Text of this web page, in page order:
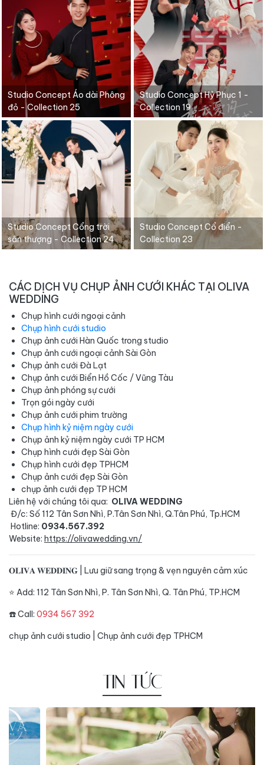
Studio Concept Áo dài Phông
đỏ - Collection 25
Studio Concept Hỷ Phục 1 -
Collection 19
Studio Concept Cổng trời
sân thượng - Collection 24
Studio Concept Cổ điển -
Collection 23
CÁC DỊCH VỤ CHỤP ẢNH CƯỚI KHÁC TẠI OLIVA
WEDDING
Chụp hình cưới ngoại cảnh
Chụp hình cưới studio
Chụp ảnh cưới Hàn Quốc trong studio
Chụp ảnh cưới ngoại cảnh Sài Gòn
Chụp ảnh cưới Đà Lạt
Chụp ảnh cưới Biển Hồ Cốc / Vũng Tàu
Chụp ảnh phóng sự cưới
Trọn gói ngày cưới
Chụp ảnh cưới phim trường
Chụp hình kỷ niệm ngày cưới
Chụp ảnh kỷ niệm ngày cưới TP HCM
Chụp hình cưới đẹp Sài Gòn
Chụp hình cưới đẹp TPHCM
Chụp ảnh cưới đẹp Sài Gòn
chụp ảnh cưới đẹp TP HCM
Liên hệ với chúng tôi qua: OLIVA WEDDING
Đ/c: Số 112 Tân Sơn Nhì, P.Tân Sơn Nhì, Q.Tân Phú, Tp.HCM
Hotline: 0934.567.392
Website: https://olivawedding.vn/
𝐎𝐋𝐈𝐕𝐀 𝐖𝐄𝐃𝐃𝐈𝐍𝐆 | Lưu giữ sang trọng & vẹn nguyên cảm xúc
⭐️ Add: 112 Tân Sơn Nhì, P. Tân Sơn Nhì, Q. Tân Phú, TP.HCM
☎️ Call: 0934 567 392
chụp ảnh cưới studio Chụp ảnh cưới đẹp TPHCM
TIN TỨC